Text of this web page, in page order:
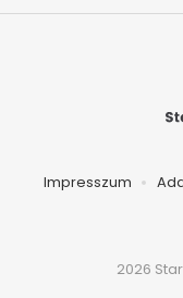
Impresszum
2026